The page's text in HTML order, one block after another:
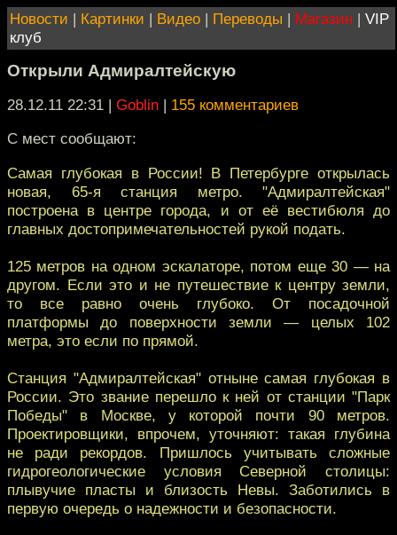
Новости | Картинки | Видео | Переводы | Магазин | VIP
клуб
Открыли Адмиралтейскую
28.12.11 22:31 | Goblin | 155 комментариев
С мест сообщают:
Самая глубокая в России! В Петербурге открылась
новая, 65-я станция метро. "Адмиралтейская"
построена в центре города, и от её вестибюля до
главных достопримечательностей рукой подать.
125 метров на одном эскалаторе, потом еще 30 — на
другом. Если это и не путешествие к центру земли,
то все равно очень глубоко. От посадочной
платформы до поверхности земли — целых 102
метра, это если по прямой.
Станция "Адмиралтейская" отныне самая глубокая в
России. Это звание перешло к ней от станции "Парк
Победы" в Москве, у которой почти 90 метров.
Проектировщики, впрочем, уточняют: такая глубина
не ради рекордов. Пришлось учитывать сложные
гидрогеологические условия Cеверной столицы:
плывучие пласты и близость Невы. Заботились в
первую очередь о надежности и безопасности.